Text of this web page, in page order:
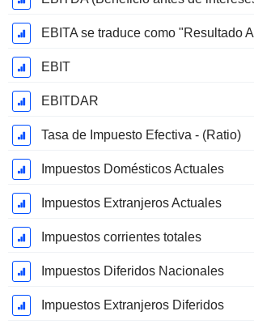
EBIT
EBITDAR
Tasa de Impuesto Efectiva - (Ratio)
Impuestos Domésticos Actuales
Impuestos Extranjeros Actuales
Impuestos corrientes totales
Impuestos Diferidos Nacionales
Impuestos Extranjeros Diferidos